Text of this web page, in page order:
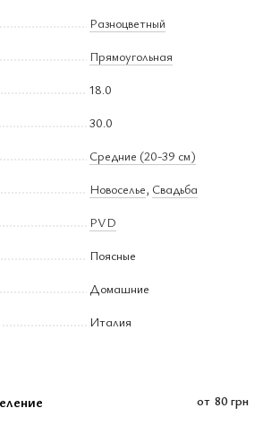
Разноцветный
Прямоугольная
18.0
30.0
Средние (20-39 см)
Новоселье, Свадьба
PVD
Поясные
Домашние
Италия
от 80 грн